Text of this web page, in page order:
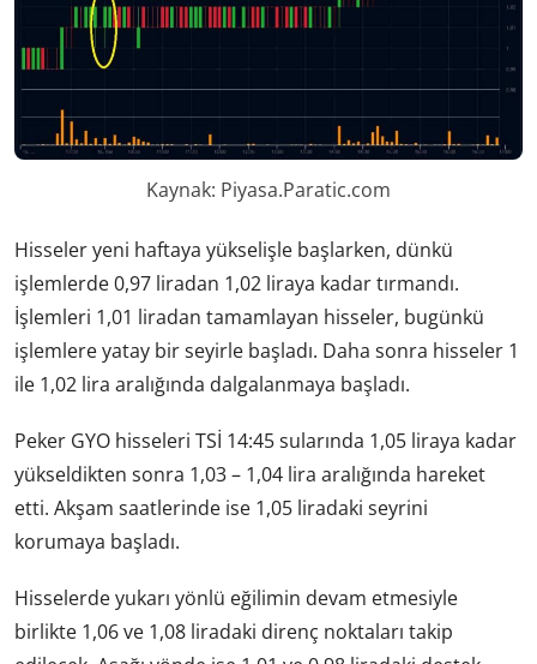
Kaynak: Piyasa.Paratic.com
Hisseler yeni haftaya yükselişle başlarken, dünkü
işlemlerde 0,97 liradan 1,02 liraya kadar tırmandı.
İşlemleri 1,01 liradan tamamlayan hisseler, bugünkü
işlemlere yatay bir seyirle başladı. Daha sonra hisseler 1
ile 1,02 lira aralığında dalgalanmaya başladı.
Peker GYO hisseleri TSİ 14:45 sularında 1,05 liraya kadar
yükseldikten sonra 1,03 – 1,04 lira aralığında hareket
etti. Akşam saatlerinde ise 1,05 liradaki seyrini
korumaya başladı.
Hisselerde yukarı yönlü eğilimin devam etmesiyle
birlikte 1,06 ve 1,08 liradaki direnç noktaları takip